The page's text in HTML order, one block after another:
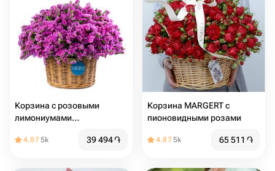
Корзина с розовыми
лимониумами
Flowers
4.875k 39 494֏
Корзина MARGERT с
пионовидными розами
4.875k 65 511 ֏